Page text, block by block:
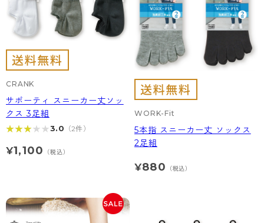
CRANK
サポーティ スニーカー丈ソッ
クス 3足組
★★★★★
★★★★★3.0 （2件）
¥1,100 （税込）
WORK-Fit
5本指 スニーカー丈 ソックス
2足組
¥880 （税込）